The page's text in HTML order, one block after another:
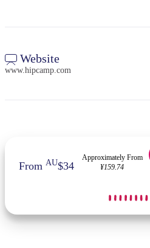
Website
www.hipcamp.com
From AU$34
Approximately From
¥159.74